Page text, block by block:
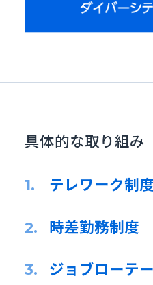
具体的な取り組み
テレワーク制度
時差勤務制度
ジョブローテ